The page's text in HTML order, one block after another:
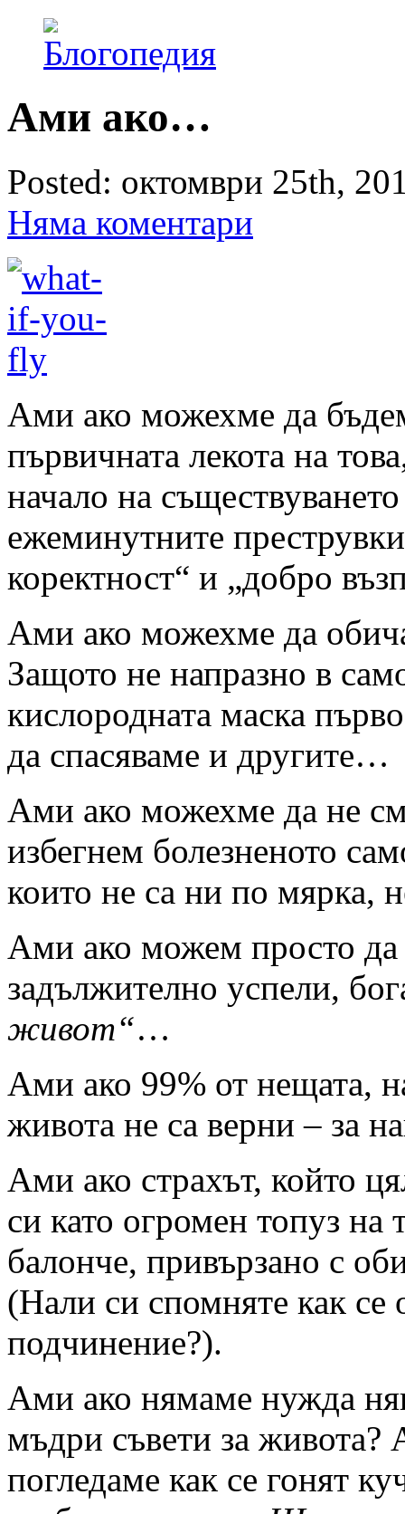
Ами ако…
Posted: октомври 25th,
Няма коментари
Ами ако можехме да
първичната лекота на
начало на
ежеминутните
коректност“ и „добро
Ами ако можехме да
Защото не напразно в
кислородната маска
да спасяваме и другите…
Ами ако можехме да не
избегнем болезненото
които не са ни по мярка,
Ами ако можем просто да
задължително успели,
живот“…
Ами ако 99% от нещата,
живота не са верни – за
Ами ако страхът, който
си като огромен топуз на
балонче, привързано с
(Нали си спомняте как се
подчинение?).
Ами ако нямаме нужда
мъдри съвети за живота?
погледаме как се гонят